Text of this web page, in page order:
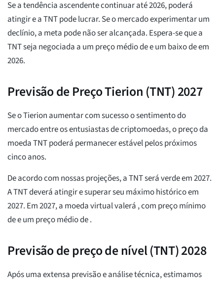
Se a tendência ascendente continuar até 2026, poderá
atingire a TNT pode lucrar. Se o mercado experimentar um
declínio, a meta pode não ser alcançada. Espera-se que a
TNT seja negociada a um preço médio dee um baixo deem
2026.
Previsão de Preço Tierion (TNT) 2027
Se o Tierion aumentar com sucesso o sentimento do
mercado entre os entusiastas de criptomoedas, o preço da
moeda TNT poderá permanecer estável pelos próximos
cinco anos.
De acordo com nossas projeções, a TNT será verde em 2027.
A TNT deverá atingir e superar seu máximo histórico em
2027. Em 2027, a moeda virtual valerá , com preço mínimo
dee um preço médio de.
Previsão de preço de nível (TNT) 2028
Após uma extensa previsão e análise técnica, estimamos